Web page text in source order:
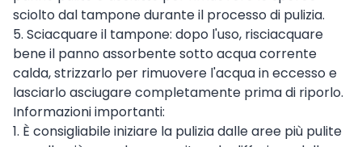
sciolto dal tampone durante il processo di pulizia.
5. Sciacquare il tampone: dopo l'uso, risciacquare
bene il panno assorbente sotto acqua corrente
calda, strizzarlo per rimuovere l'acqua in eccesso e
lasciarlo asciugare completamente prima di riporlo.
Informazioni importanti:
1. È consigliabile iniziare la pulizia dalle aree più pulite